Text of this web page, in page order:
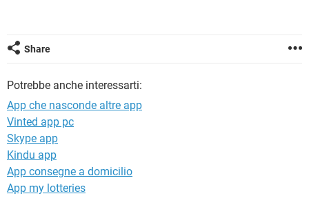
Share
Potrebbe anche interessarti:
App che nasconde altre app
Vinted app pc
Skype app
Kindu app
App consegne a domicilio
App my lotteries